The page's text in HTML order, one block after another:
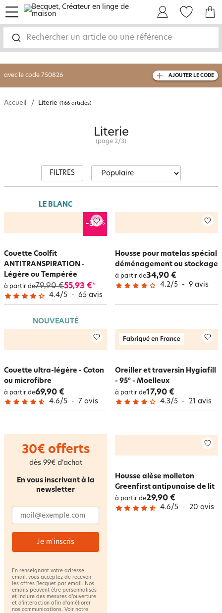
Rechercher un article ou une référence
menu
-30% sur votre commandedès 2 articles
livraison GRATUITEdès 110€ d'achat
avec le code 750826 AJOUTER LE CODE
Accueil Literie (166 articles)
Literie
(page 2/3)
FILTRES
LE BLANC
-30%
Couette Coolfit
ANTITRANSPIRATION -
Légère ou Tempérée
à partir de79,90 €55,93 €*
4.4/5 - 65 avis
Housse pour matelas spécial
déménagement ou stockage
à partir de34,90 €
4.2/5 - 9 avis
NOUVEAUTÉ
Couette ultra-légère - Coton
ou microfibre
à partir de69,90 €
4.6/5 - 7 avis
Oreiller et traversin Hygiafill
- 95° - Moelleux
à partir de17,90 €
4.3/5 - 21 avis
Housse alèse molleton
Greenfirst antipunaise de lit
à partir de29,90 €
4.6/5 - 20 avis
30€ offerts
dès 99€ d’achat
En vous inscrivant à la
newsletter
Adresse email
Je m'inscris
En renseignant votre adresse
email, vous acceptez de recevoir
les offres Becquet par email. Nos
emails peuvent être personnalisés
et inclure des mesures d’ouverture
et d’interaction afin d’améliorer
nos communications. Voir notre